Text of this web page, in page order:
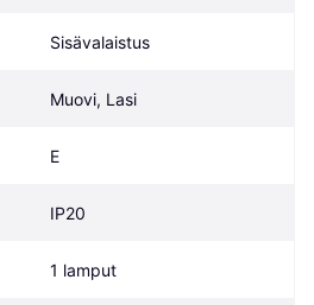
Sisävalaistus
Muovi, Lasi
E
IP20
1 lamput